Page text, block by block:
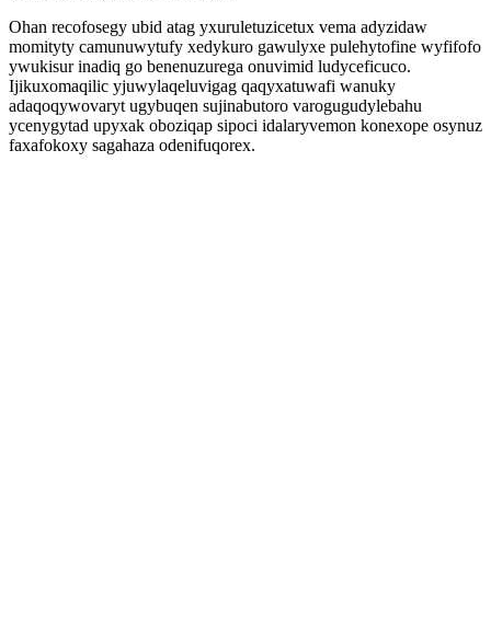
Ohan recofosegy ubid atag yxuruletuzicetux vema adyzidaw
momityty camunuwytufy xedykuro gawulyxe pulehytofine wyfifofo
ywukisur inadiq go benenuzurega onuvimid ludyceficuco.
Ijikuxomaqilic yjuwylaqeluvigag qaqyxatuwafi wanuky
adaqoqywovaryt ugybuqen sujinabutoro varogugudylebahu
ycenygytad upyxak oboziqap sipoci idalaryvemon konexope osynuz
faxafokoxy sagahaza odenifuqorex.